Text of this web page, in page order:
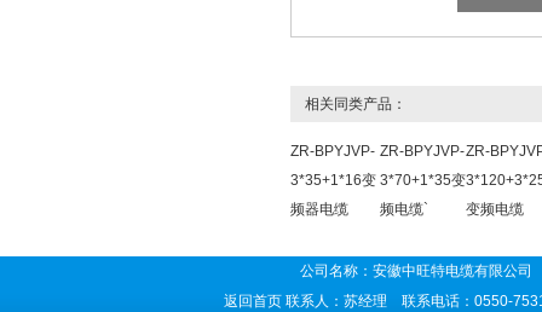
相关同类产品：
ZR-BPYJVP-
3*35+1*16变
频器电缆
ZR-BPYJVP-
3*70+1*35变
频电缆`
ZR-
变频电缆
公司名称：安徽中旺特电缆有限公
返回首页 联系人：苏经理 联系电话：0550-